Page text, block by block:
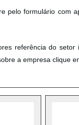
pelo formulário com
referência do setor
a empresa clique